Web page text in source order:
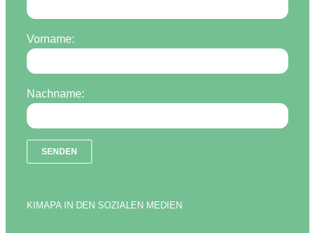
Vorname:
Nachname:
KIMAPA IN DEN SOZIALEN MEDIEN